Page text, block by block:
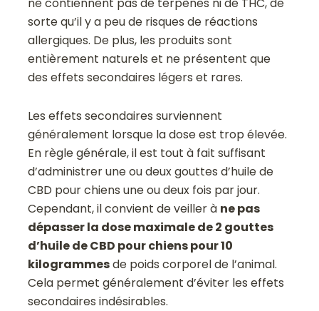
ne contiennent pas de terpènes ni de THC, de
sorte qu’il y a peu de risques de réactions
allergiques. De plus, les produits sont
entièrement naturels et ne présentent que
des effets secondaires légers et rares.
Les effets secondaires surviennent
généralement lorsque la dose est trop élevée.
En règle générale, il est tout à fait suffisant
d’administrer une ou deux gouttes d’huile de
CBD pour chiens une ou deux fois par jour.
Cependant, il convient de veiller à ne pas
dépasser la dose maximale de 2 gouttes
d’huile de CBD pour chiens pour 10
kilogrammesde poids corporel de l’animal.
Cela permet généralement d’éviter les effets
secondaires indésirables.